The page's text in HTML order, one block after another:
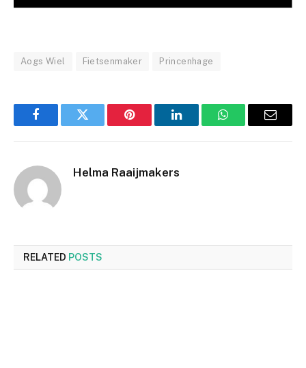
Aogs Wiel Fietsenmaker Princenhage
FacebookTwitter Pinterest LinkedInWhatsAppEmail
Helma Raaijmakers
RELATED POSTS